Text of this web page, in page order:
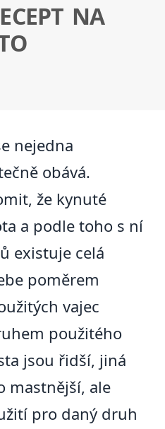
NA
nejedna
obává.
že kynuté
a podle toho s ní
existuje celá
poměrem
vajec
použitého
jsou řidší, jiná
mastnější, ale
pro daný druh